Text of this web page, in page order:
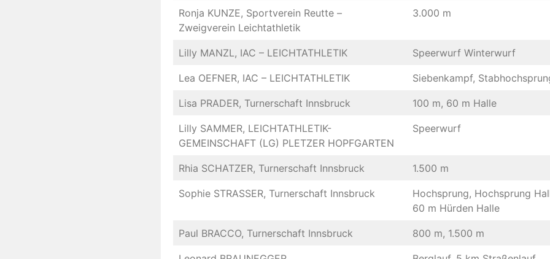
Ronja KUNZE, Sportverein Reutte –
Zweigverein Leichtathletik
3.000 m
Lilly MANZL, IAC – LEICHTATHLETIK Speerwurf Winterwurf
Lea OEFNER, IAC – LEICHTATHLETIK Siebenkampf,
Lisa PRADER, Turnerschaft Innsbruck 100 m, 60 m Halle
Lilly SAMMER, LEICHTATHLETIK-
GEMEINSCHAFT (LG) PLETZER HOPFGARTEN
Speerwurf
Rhia SCHATZER, Turnerschaft Innsbruck 1.500 m
Sophie STRASSER, Turnerschaft Innsbruck
Hochsprung, Hochsprung
60 m Hürden Halle
Paul BRACCO, Turnerschaft Innsbruck 800 m, 1.500 m